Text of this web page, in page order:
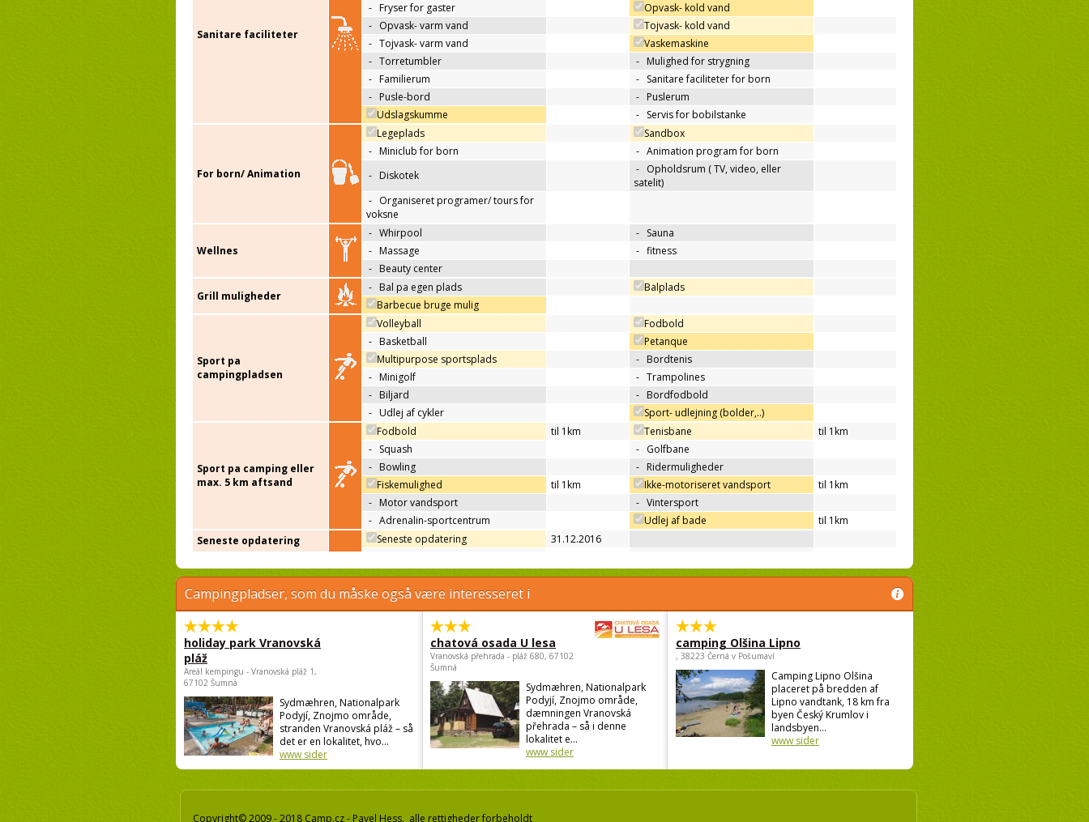
Sanitare faciliteter
- Fryser for gaster
Opvask- kold vand
- Opvask- varm vand
Tojvask- kold vand
- Tojvask- varm vand
Vaskemaskine
- Torretumbler - Mulighed for strygning
- Familierum - Sanitare faciliteter for born
- Pusle-bord - Puslerum
Udslagskumme
- Servis for bobilstanke
For born/ Animation
Legeplads
Sandbox
- Miniclub for born - Animation program for born
- Diskotek - Opholdsrum ( TV, video, eller
satelit)
- Organiseret programer/ tours for
voksne
Wellnes
- Whirpool - Sauna
- Massage - fitness
- Beauty center
Grill muligheder
- Bal pa egen plads
Balplads
Barbecue bruge mulig
Sport pa
campingpladsen
Volleyball
Fodbold
- Basketball
Petanque
Multipurpose sportsplads
- Bordtenis
- Minigolf - Trampolines
- Biljard - Bordfodbold
- Udlej af cykler Sport- udlejning (bolder,..)
Sport pa camping eller
max. 5 km aftsand
Fodbold til 1km Tenisbane
til 1km
- Squash - Golfbane
- Bowling - Ridermuligheder
Fiskemulighed
til 1km Ikke-motoriseret vandsport
til 1km
- Motor vandsport - Vintersport
- Adrenalin-sportcentrum Udlej af bade
til 1km
Seneste opdatering
Seneste opdatering 31.12.2016
Campingpladser, som du måske også være interesseret i
holiday park Vranovská
pláž
Areál kempingu - Vranovská pláž 1,
67102 Šumná
Sydmæhren, Nationalpark
Podyjí, Znojmo område,
stranden Vranovská pláž – så
det er en lokalitet, hvo...
www sider
chatová osada U lesa
Vranovská přehrada - pláž 680, 67102
Šumná
Sydmæhren, Nationalpark
Podyjí, Znojmo område,
dæmningen Vranovská
přehrada – så i denne
lokalitet e...
www sider
camping Olšina Lipno
, 38223 Černá v Pošumaví
Camping Lipno Olšina
placeret på bredden af
Lipno vandtank, 18 km fra
byen Český Krumlov i
landsbyen...
www sider
Copyright© 2009 - 2018 Camp.cz - Pavel Hess, alle rettigheder forbeholdt